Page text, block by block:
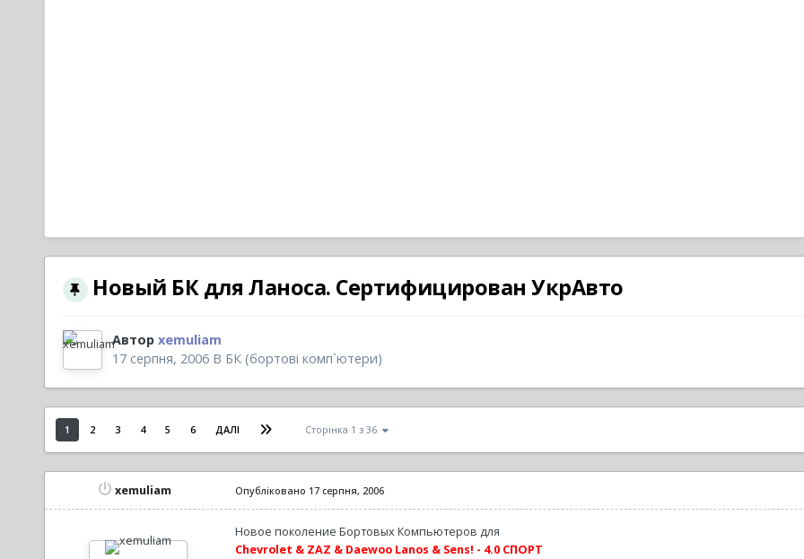
Новый БК для Ланоса. Сертифицирован УкрАвто
Автор xemuliam
17 серпня, 2006В БК (бортові комп`ютери)
1 2 3 4 5 6 ДАЛІ Сторінка 1 з 36
xemuliam Опубліковано 17 серпня, 2006
Новое поколение Бортовых Компьютеров для
Chevrolet & ZAZ & Daewoo Lanos & Sens! - 4.0 СПОРТ